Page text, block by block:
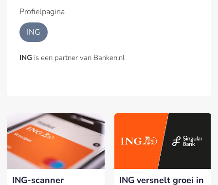
Profielpagina
ING
ING is een partner van Banken.nl
ING-scanner
ING versnelt groei in